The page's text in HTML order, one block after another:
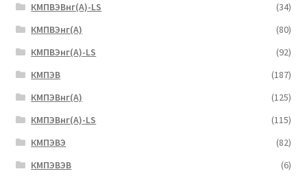
КМПВЭВнг(А)-LS
(34)
КМПВЭнг(А)
(80)
КМПВЭнг(А)-LS
(92)
КМПЭВ
(187)
КМПЭВнг(А)
(125)
КМПЭВнг(А)-LS
(115)
КМПЭВЭ
(82)
КМПЭВЭВ
(6)